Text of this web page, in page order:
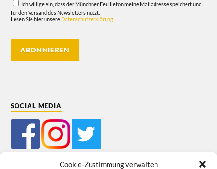
Cookie-Zustimmung verwalten
Ich willige ein, dass der Münchner Feuilleton meine Mailadresse speichert und
für den Versand des Newsletters nutzt.
Lesen Sie hier unsere Datenschutzerklärung
SOCIAL MEDIA